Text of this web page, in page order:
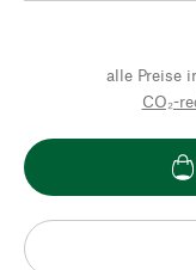
alle Preise
CO₂-